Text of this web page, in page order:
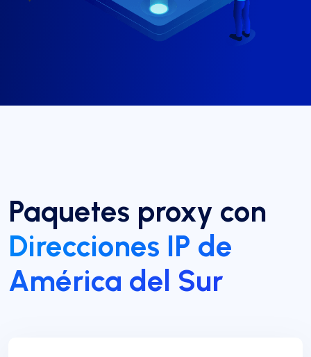
Paquetes proxy con
Direcciones IP de
América del Sur